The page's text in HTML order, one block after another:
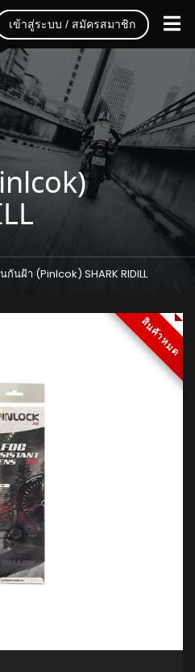
เข้าสู่ระบบ / สมัครสมาชิก
กันฝ้า (Pinlcok) SHARK RIDILL
สินค้าหมด